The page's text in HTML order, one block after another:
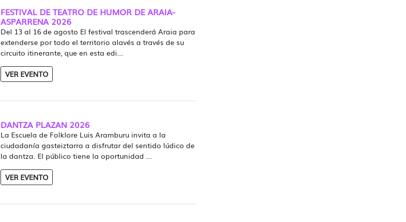
FESTIVAL DE TEATRO DE HUMOR DE ARAIA-
ASPARRENA 2026
Del 13 al 16 de agosto El festival trascenderá Araia para
extenderse por todo el territorio alavés a través de su
circuito itinerante, que en esta edi...
VER EVENTO
DANTZA PLAZAN 2026
La Escuela de Folklore Luis Aramburu invita a la
ciudadanía gasteiztarra a disfrutar del sentido lúdico de
la dantza. El público tiene la oportunidad ...
VER EVENTO